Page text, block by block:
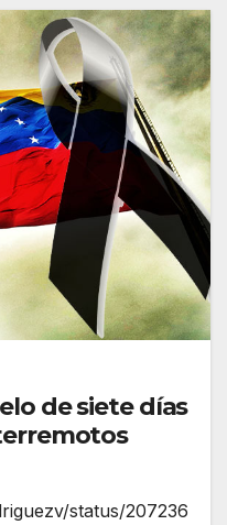
de siete días
status/207236